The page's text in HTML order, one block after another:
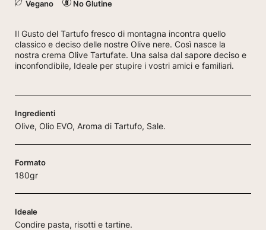
Vegano No Glutine
Il Gusto del Tartufo fresco di montagna incontra quello
classico e deciso delle nostre Olive nere. Così nasce la
nostra crema Olive Tartufate. Una salsa dal sapore deciso e
inconfondibile, Ideale per stupire i vostri amici e familiari.
Ingredienti
Olive, Olio EVO, Aroma di Tartufo, Sale.
Formato
180gr
Ideale
Condire pasta, risotti e tartine.